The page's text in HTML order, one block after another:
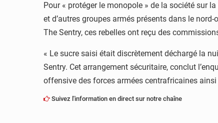
Pour « protéger le monopole » de la société sur
et d’autres groupes armés présents dans le
The Sentry, ces rebelles ont reçu des
« Le sucre saisi était discrètement déchargé la
Sentry. Cet arrangement sécuritaire, conclut
offensive des forces armées centrafricaines
Suivez l'information en direct sur notre chaîne